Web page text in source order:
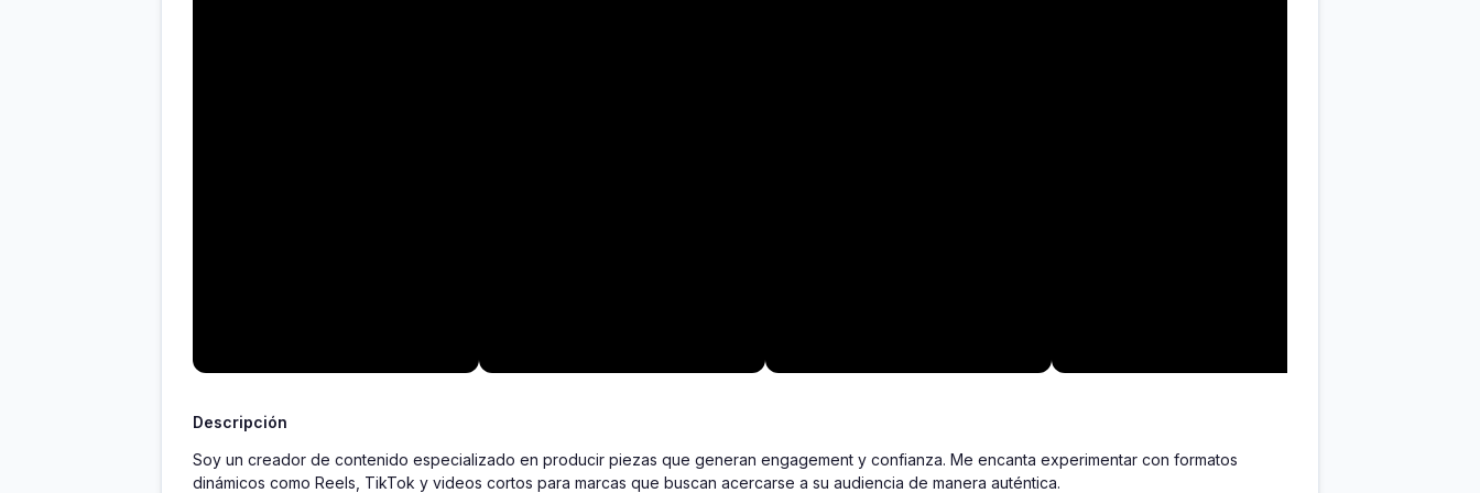
Descripción
Soy un creador de contenido especializado en producir piezas que generan engagement y confianza. Me encanta experimentar con formatos
dinámicos como Reels, TikTok y videos cortos para marcas que buscan acercarse a su audiencia de manera auténtica.